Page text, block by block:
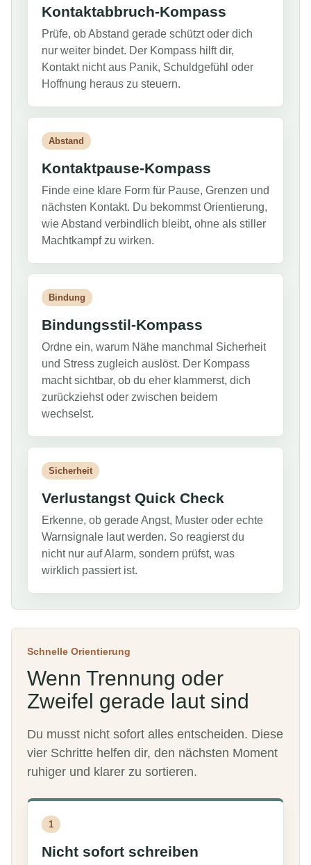
Kontaktabbruch-Kompass
Prüfe, ob Abstand gerade schützt oder dich
nur weiter bindet. Der Kompass hilft dir,
Kontakt nicht aus Panik, Schuldgefühl oder
Hoffnung heraus zu steuern.
Abstand
Kontaktpause-Kompass
Finde eine klare Form für Pause, Grenzen und
nächsten Kontakt. Du bekommst Orientierung,
wie Abstand verbindlich bleibt, ohne als stiller
Machtkampf zu wirken.
Bindung
Bindungsstil-Kompass
Ordne ein, warum Nähe manchmal Sicherheit
und Stress zugleich auslöst. Der Kompass
macht sichtbar, ob du eher klammerst, dich
zurückziehst oder zwischen beidem
wechselst.
Sicherheit
Verlustangst Quick Check
Erkenne, ob gerade Angst, Muster oder echte
Warnsignale laut werden. So reagierst du
nicht nur auf Alarm, sondern prüfst, was
wirklich passiert ist.
Schnelle Orientierung
Wenn Trennung oder
Zweifel gerade laut sind
Du musst nicht sofort alles entscheiden. Diese
vier Schritte helfen dir, den nächsten Moment
ruhiger und klarer zu sortieren.
1
Nicht sofort schreiben